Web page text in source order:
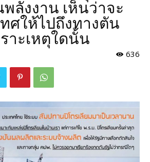
ลังงาน เห็นว่าจะ
ศให้ไปถึงทางตัน
าะเหตุใดนั้น
636